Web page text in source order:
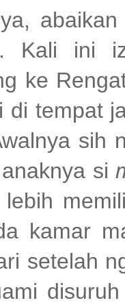
Kali ini
ke
di tempat
sih
si
lebih
kamar
setelah